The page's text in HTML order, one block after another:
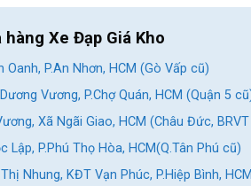
Xe Đạp Giá Kho
Oanh, P.An Nhơn, HCM (Gò Vấp cũ)
Vương, P.Chợ Quán, HCM (Quận 5
Xã Ngãi Giao, HCM (Châu Đức,
Lập, P.Phú Thọ Hòa, HCM(Q.Tân Phú cũ)
Nhung, KĐT Vạn Phúc, P.Hiệp Bình,